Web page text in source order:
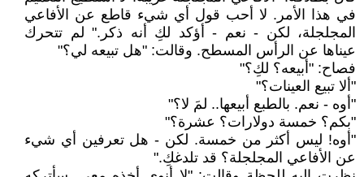
في هذا الأمر. لا أحب قول أي شيء قاطع عن الأفاعي
المجلجلة، لكن - نعم - أؤكد لكِ أنه ذكر." لم تتحرك
عيناها عن الرأس المسطح. وقالت: "هل تبيعه لي؟"
فصاح: "أبيعه؟ لكِ؟"
"ألا تبيع العينات؟"
"أوه - نعم. بالطبع أبيعها.. لمَ لا؟"
"بكم؟ خمسة دولارات؟ عشرة؟"
"أوه! ليس أكثر من خمسة. لكن - هل تعرفين أي شيء
عن الأفاعي المجلجلة؟ قد تلدغكِ."